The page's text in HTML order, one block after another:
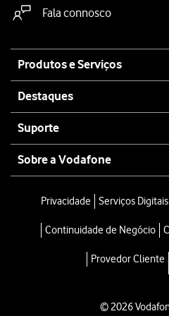
Fala connosco
map
Produtos e Serviços
Destaques
Suporte
Sobre a Vodafone
Privacidade Serviços Digitais
Continuidade de Negócio
Provedor Cliente
© 2026